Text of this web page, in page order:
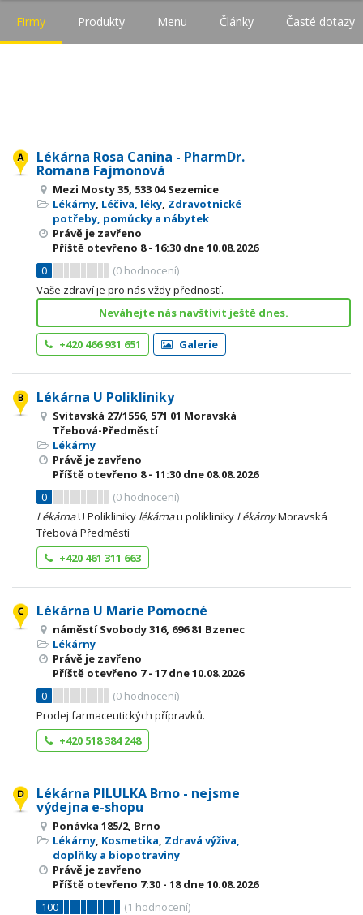
Firmy Produkty Menu Články Časté dotazy
Lékárna Rosa Canina - PharmDr.
Romana Fajmonová
Mezi Mosty 35, 533 04 Sezemice
Lékárny, Léčiva, léky, Zdravotnické
potřeby, pomůcky a nábytek
Právě je zavřeno
Příště otevřeno 8 - 16:30 dne 10.08.2026
0
(0 hodnocení)
Vaše zdraví je pro nás vždy předností.
Neváhejte nás navštívit ještě dnes.
+420 466 931 651 Galerie
Lékárna U Polikliniky
Svitavská 27/1556, 571 01 Moravská
Třebová-Předměstí
Lékárny
Právě je zavřeno
Příště otevřeno 8 - 11:30 dne 08.08.2026
0
(0 hodnocení)
LékárnaU Polikliniky lékárnau polikliniky LékárnyMoravská
Třebová Předměstí
+420 461 311 663
Lékárna U Marie Pomocné
náměstí Svobody 316, 696 81 Bzenec
Lékárny
Právě je zavřeno
Příště otevřeno 7 - 17dne 10.08.2026
0
(0 hodnocení)
Prodej farmaceutických přípravků.
+420 518 384 248
Lékárna PILULKA Brno - nejsme
výdejna e-shopu
Ponávka 185/2, Brno
Lékárny, Kosmetika, Zdravá výživa,
doplňky a biopotraviny
Právě je zavřeno
Příště otevřeno 7:30 - 18dne 10.08.2026
100
(1 hodnocení)